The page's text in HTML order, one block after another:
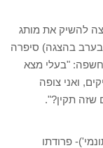
להשיק את מותג
בהצגה) סיפרה
"בעלי מצא
ואני צופה
שזה תקין?".
פרודתו